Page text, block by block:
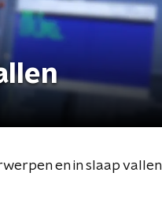
en in slaap vallen